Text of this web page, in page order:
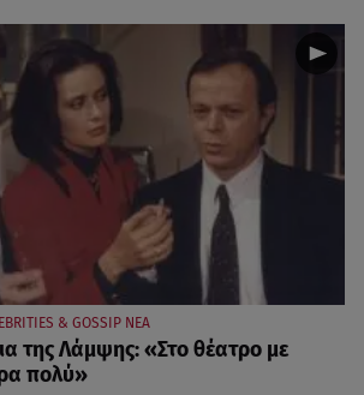
& GOSSIP ΝΕΑ
της Λάμψης: «Στο θέατρο με
πολύ»